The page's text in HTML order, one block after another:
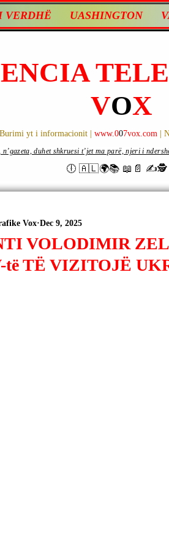
VERDHË UASHINGTON
VOX
Burimi yt i informacionit | www.007vox.com |
🕕 🇦🇱🌍📚 📖📄
duhet shkruesi t’jet ma parë, njeri i
VOLODIMIR
TË VIZITOJË
Vox Dec 9, 2025